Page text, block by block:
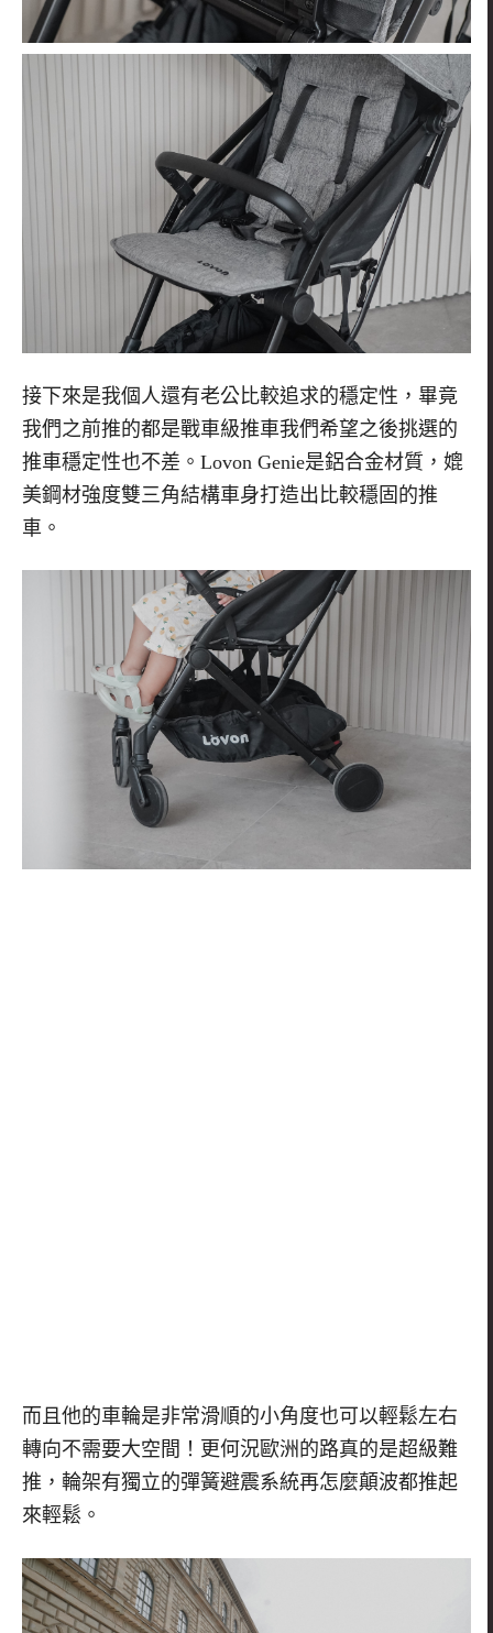
接下來是我個人還有老公比較追求的穩定性，畢竟
我們之前推的都是戰車級推車我們希望之後挑選的
推車穩定性也不差。 Lovon Genie是鋁合金材質，媲
美鋼材強度雙三角結構車身打造出比較穩固的推
車。
而且他的車輪是非常滑順的小角度也可以輕鬆左右
轉向不需要大空間！更何況歐洲的路真的是超級難
推，輪架有獨立的彈簧避震系統再怎麼顛波都推起
來輕鬆。